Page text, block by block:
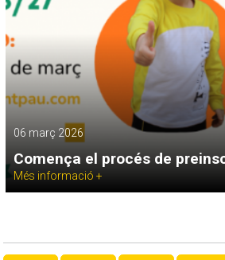
06 març 2026
Comença el procés de
Més informació +